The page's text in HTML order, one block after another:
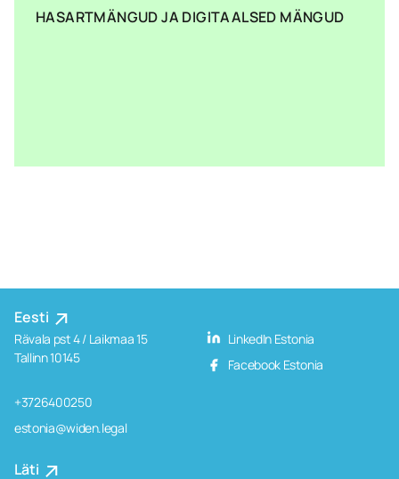
HASARTMÄNGUD JA DIGITAALSED MÄNGUD
Eesti
Rävala pst 4 / Laikmaa 15
Tallinn 10145
+3726400250
estonia@widen.legal
LinkedIn Estonia
Facebook Estonia
Läti